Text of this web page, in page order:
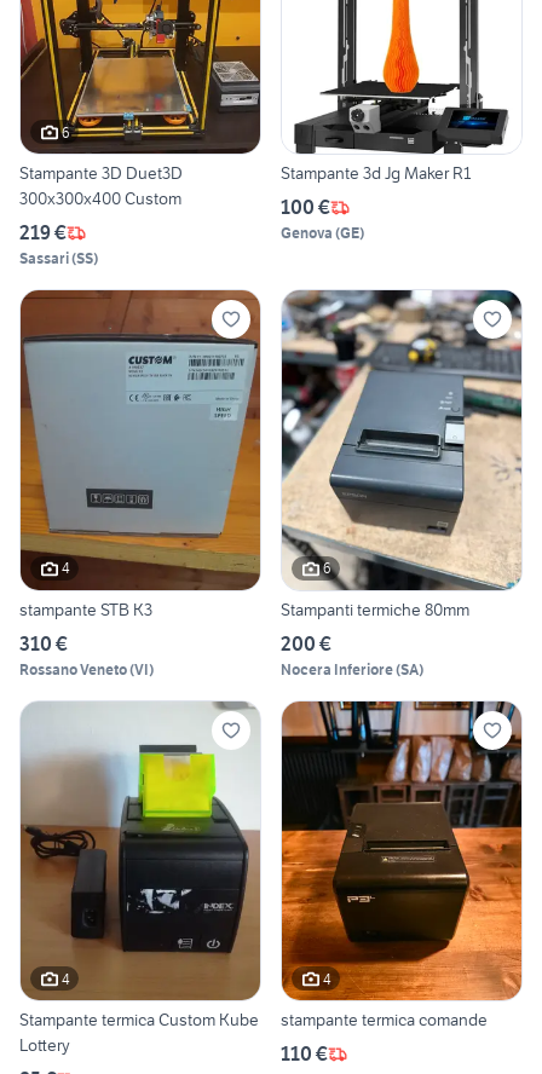
6
Stampante 3D Duet3D
300x300x400 Custom
219 €
Sassari(SS)
Stampante 3d Jg Maker R1
100 €
Genova (GE)
4
stampante STB K3
310 €
Rossano Veneto(VI)
6
Stampanti termiche 80mm
200 €
Nocera Inferiore(SA)
4
Stampante termica Custom Kube
Lottery
4
stampante termica comande
110 €